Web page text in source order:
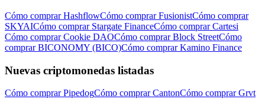
Cómo comprar HashflowCómo comprar FusionistCómo comprar
SKYAICómo comprar Stargate FinanceCómo comprar Cartesi
Cómo comprar Cookie DAOCómo comprar Block StreetCómo
comprar BICONOMY (BICO)Cómo comprar Kamino Finance
Nuevas criptomonedas listadas
Cómo comprar PipedogCómo comprar CantonCómo comprar Grvt